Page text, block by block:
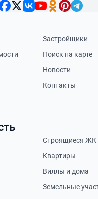
Застройщики
Поиск на карте
Новости
Контакты
Строящиеся ЖК
Квартиры
Виллы и дома
Земельные